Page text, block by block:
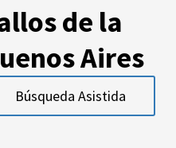
de la
Aires
Búsqueda Asistida